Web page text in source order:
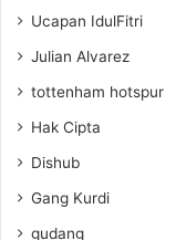
Ucapan IdulFitri
Julian Alvarez
tottenham hotspur
Hak Cipta
Dishub
Gang Kurdi
gudang